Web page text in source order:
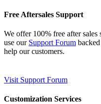
Free Aftersales Support
We offer 100% free after
use our Support Forum
help our customers.
Visit Support Forum
Customization Services